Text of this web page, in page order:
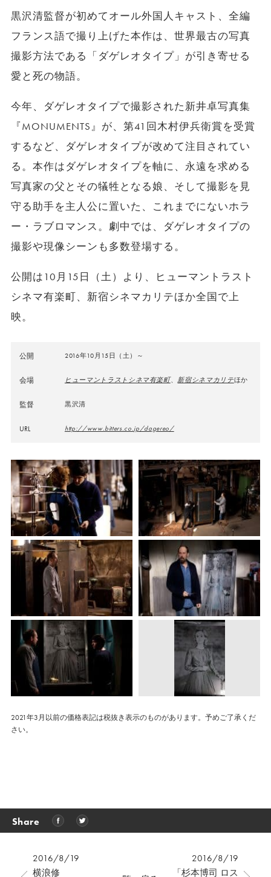
黒沢清監督が初めてオール外国人キャスト、全編
フランス語で撮り上げた本作は、世界最古の写真
撮影方法である「ダゲレオタイプ」が引き寄せる
愛と死の物語。
今年、ダゲレオタイプで撮影された新井卓写真集
『MONUMENTS』が、第41回木村伊兵衛賞を受賞
するなど、ダゲレオタイプが改めて注目されてい
る。本作はダゲレオタイプを軸に、永遠を求める
写真家の父とその犠牲となる娘、そして撮影を見
守る助手を主人公に置いた、これまでにないホラ
ー・ラブロマンス。劇中では、ダゲレオタイプの
撮影や現像シーンも多数登場する。
公開は10月15日（土）より、ヒューマントラスト
シネマ有楽町、新宿シネマカリテほか全国で上
映。
公開 2016年10月15日（土）～
会場 ヒューマントラストシネマ有楽町、新宿シネマカリテほか
監督 黒沢清
URL http://www.bitters.co.jp/dagereo/
2021年3月以前の価格表記は税抜き表示のものがあります。予めご了承くだ
さい。
Share
2016/8/19
横浪修
2016/8/19
「杉本博司 ロス